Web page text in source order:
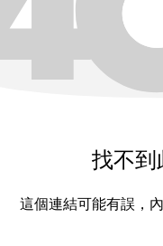
找不
這個連結可能有誤，